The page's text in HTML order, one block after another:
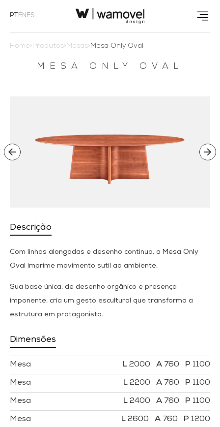
PT EN ES
Home>Produtos>Mesas>Mesa Only Oval
MESA ONLY OVAL
Descrição
Com linhas alongadas e desenho contínuo, a Mesa Only
Oval imprime movimento sutil ao ambiente.
Sua base única, de desenho orgânico e presença
imponente, cria um gesto escultural que transforma a
estrutura em protagonista.
Dimensões
Mesa 2000 760 1100
Mesa 2200 760 1100
Mesa 2400 760 1100
Mesa 2600 760 1200